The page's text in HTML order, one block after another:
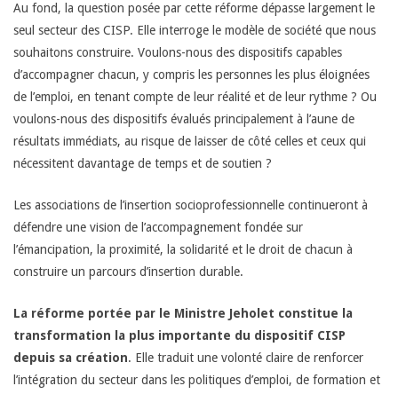
Au fond, la question posée par cette réforme dépasse largement le
seul secteur des CISP. Elle interroge le modèle de société que nous
souhaitons construire. Voulons-nous des dispositifs capables
d’accompagner chacun, y compris les personnes les plus éloignées
de l’emploi, en tenant compte de leur réalité et de leur rythme ? Ou
voulons-nous des dispositifs évalués principalement à l’aune de
résultats immédiats, au risque de laisser de côté celles et ceux qui
nécessitent davantage de temps et de soutien ?
Les associations de l’insertion socioprofessionnelle continueront à
défendre une vision de l’accompagnement fondée sur
l’émancipation, la proximité, la solidarité et le droit de chacun à
construire un parcours d’insertion durable.
La réforme portée par le Ministre Jeholet constitue la
transformation la plus importante du dispositif CISP
depuis sa création. Elle traduit une volonté claire de renforcer
l’intégration du secteur dans les politiques d’emploi, de formation et